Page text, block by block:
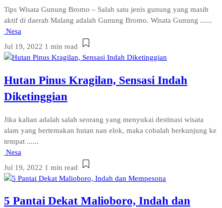
Tips Wisata Gunung Bromo – Salah satu jenis gunung yang masih
aktif di daerah Malang adalah Gunung Bromo. Wisata Gunung ......
Nesa
Jul 19, 2022 1 min read
Hutan Pinus Kragilan, Sensasi Indah
Diketinggian
Jika kalian adalah salah seorang yang menyukai destinasi wisata
alam yang bertemakan hutan nan elok, maka cobalah berkunjung ke
tempat ......
Nesa
Jul 19, 2022 1 min read
5 Pantai Dekat Malioboro, Indah dan